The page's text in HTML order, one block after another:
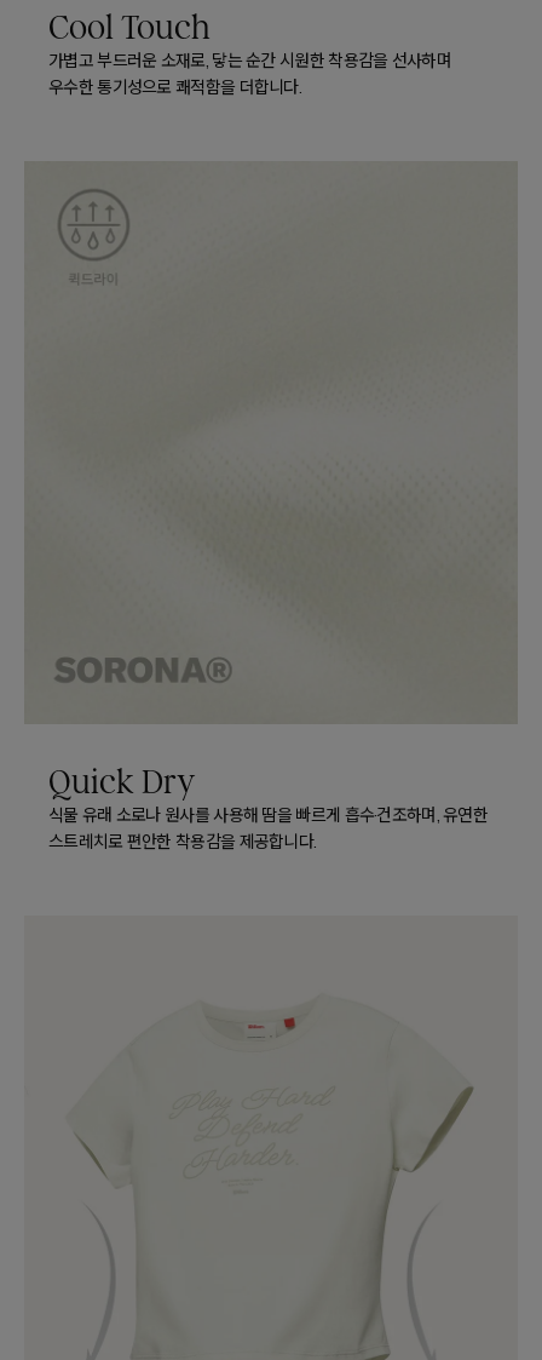
Cool Touch
가볍고 부드러운 소재로, 닿는 순간 시원한 착용감을 선사하며
우수한 통기성으로 쾌적함을 더합니다.
Quick Dry
식물 유래 소로나 원사를 사용해 땀을 빠르게 흡수·건조하며, 유연한
스트레치로 편안한 착용감을 제공합니다.